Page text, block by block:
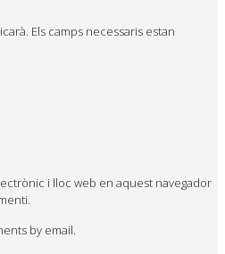
Els camps necessaris estan
i lloc web en aquest navegador
by email.